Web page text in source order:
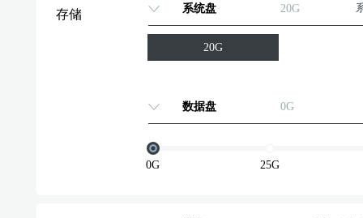
标准型
标准型
标准型
存储 系统盘 20G
20G
数据盘 0G
0G 25G